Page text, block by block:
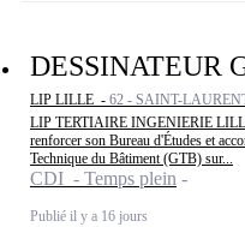
DESSINATEUR
LIP LILLE - 62 - SAINT-
LIP TERTIAIRE INGENIERIE
renforcer son Bureau d'Études et
Technique du Bâtiment (GTB) sur...
CDI - Temps plein
Publié il y a 16 jours